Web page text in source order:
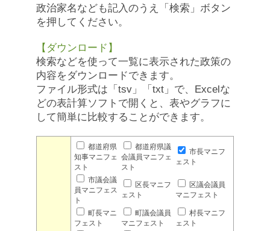
政治家名なども記入のうえ「検索」ボタン
を押してください。
【ダウンロード】
検索などを使って一覧に表示された政策の
内容をダウンロードできます。
ファイル形式は「tsv」「txt」で、Excelな
どの表計算ソフトで開くと、表やグラフに
して簡単に比較することができます。
都道府県
知事マニフェ
スト
都道府県議
会議員マニフェ
スト
市長マニフ
ェスト
市議会議
員マニフェス
ト
区長マニフ
ェスト
区議会議員
マニフェスト
町長マニ
フェスト
町議会議員
マニフェスト
村長マニフ
ェスト